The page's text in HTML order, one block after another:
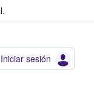
Iniciar sesión